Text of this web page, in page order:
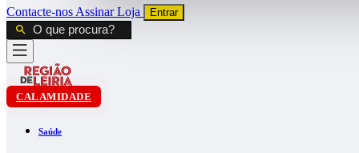
Contacte-nos AssinarLoja Entrar
CALAMIDADE
Saúde